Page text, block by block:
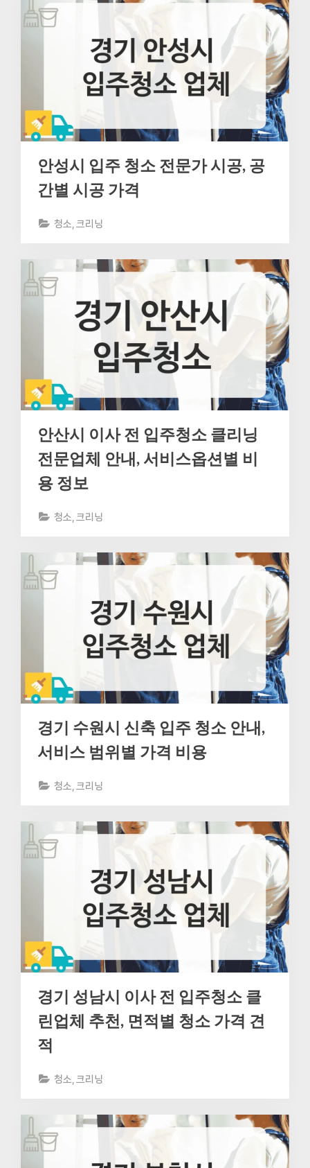
안성시 입주 청소 전문가 시공, 공
간별 시공 가격
청소, 크리닝
안산시 이사 전 입주청소 클리닝
전문업체 안내, 서비스옵션별 비
용 정보
청소, 크리닝
경기 수원시 신축 입주 청소 안내,
서비스 범위별 가격 비용
청소, 크리닝
경기 성남시 이사 전 입주청소 클
린업체 추천, 면적별 청소 가격 견
적
청소, 크리닝